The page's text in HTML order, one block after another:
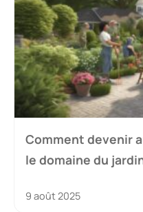
Comment devenir
le domaine du
9 août 2025